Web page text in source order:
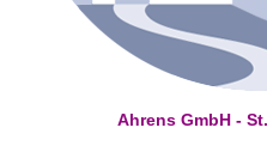
Ahrens GmbH -